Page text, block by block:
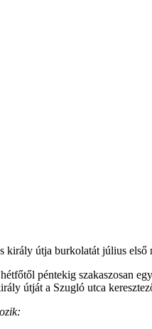
útja burkolatát július
péntekig szakaszosan
útját a Szugló utca